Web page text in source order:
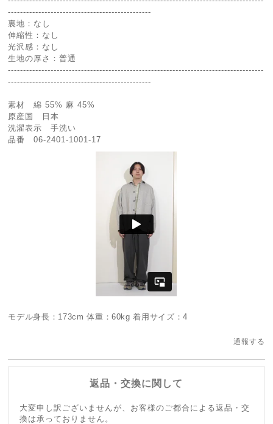
-----------------------------------------------
裏地：なし
伸縮性：なし
光沢感：なし
生地の厚さ：普通
------------------------------------------------------------------------------------
-----------------------------------------------
素材 綿 55% 麻 45%
原産国 日本
洗濯表示 手洗い
品番 06-2401-1001-17
モデル身長：173cm 体重：60kg 着用サイズ：4
通報する
返品・交換に関して
大変申し訳ございませんが、お客様のご都合による返品・交
換は承っておりません。